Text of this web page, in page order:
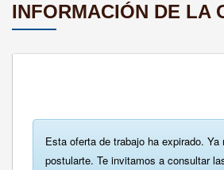
INFORMACIÓN DE LA
Esta oferta de trabajo ha expirado. Ya
postularte. Te invitamos a consultar